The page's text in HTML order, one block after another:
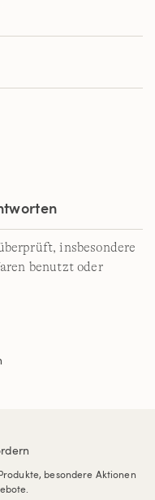
insbesondere
benutzt oder
besondere Aktionen